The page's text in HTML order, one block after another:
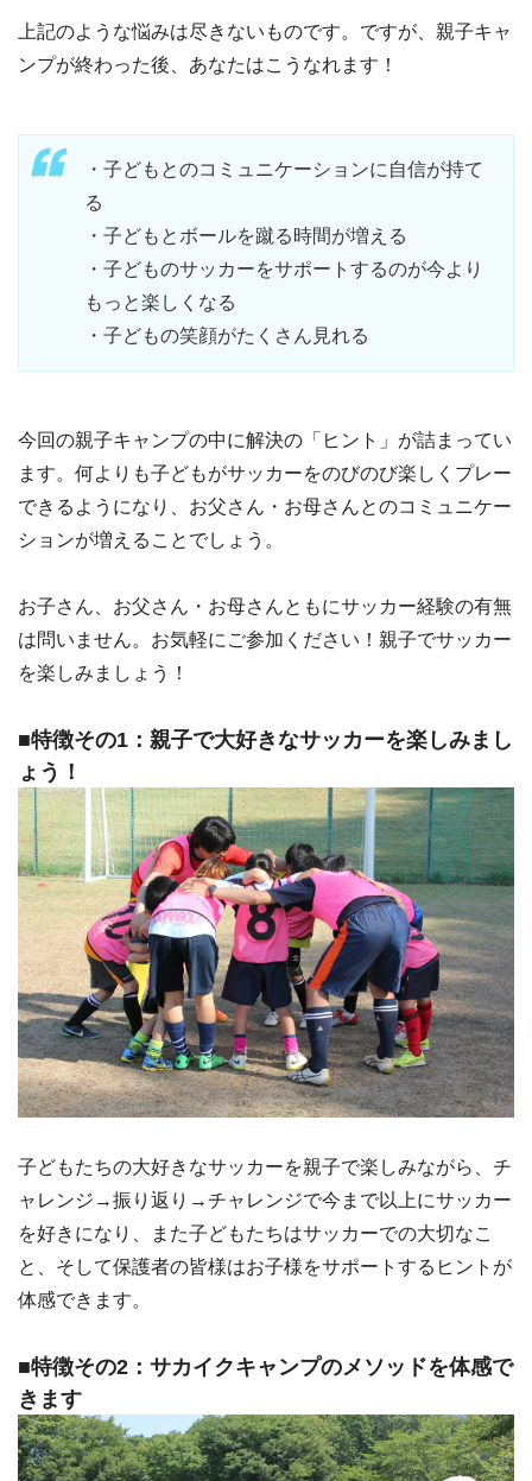
上記のような悩みは尽きないものです。ですが、親子キャ
ンプが終わった後、あなたはこうなれます！
・子どもとのコミュニケーションに自信が持て
る
・子どもとボールを蹴る時間が増える
・子どものサッカーをサポートするのが今より
もっと楽しくなる
・子どもの笑顔がたくさん見れる
今回の親子キャンプの中に解決の「ヒント」が詰まってい
ます。何よりも子どもがサッカーをのびのび楽しくプレー
できるようになり、お父さん・お母さんとのコミュニケー
ションが増えることでしょう。
お子さん、お父さん・お母さんともにサッカー経験の有無
は問いません。お気軽にご参加ください！親子でサッカー
を楽しみましょう！
■特徴その1：親子で大好きなサッカーを楽しみまし
ょう！
子どもたちの大好きなサッカーを親子で楽しみながら、チ
ャレンジ→振り返り→チャレンジで今まで以上にサッカー
を好きになり、また子どもたちはサッカーでの大切なこ
と、そして保護者の皆様はお子様をサポートするヒントが
体感できます。
■特徴その2：サカイクキャンプのメソッドを体感で
きます